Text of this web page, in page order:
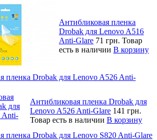
Антибликовая пленка
Drobak для Lenovo A516
Anti-Glare 71 грн. Товар
есть в наличии В корзину
пленка Drobak для Lenovo A526 Anti-
Антибликовая пленка Drobak для
Lenovo A526 Anti-Glare 141 грн.
Товар есть в наличии В корзину
пленка Drobak для Lenovo S820 Anti-Glare